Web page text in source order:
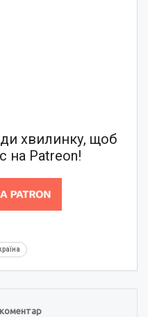
хвилинку, щоб
на Patreon!